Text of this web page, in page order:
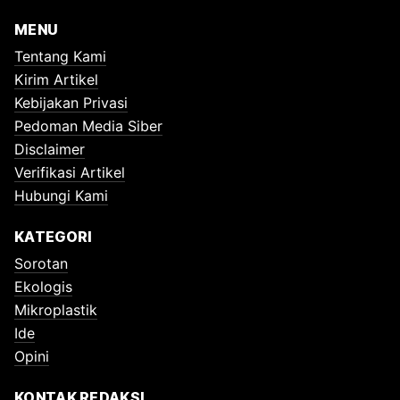
MENU
Tentang Kami
Kirim Artikel
Kebijakan Privasi
Pedoman Media Siber
Disclaimer
Verifikasi Artikel
Hubungi Kami
KATEGORI
Sorotan
Ekologis
Mikroplastik
Ide
Opini